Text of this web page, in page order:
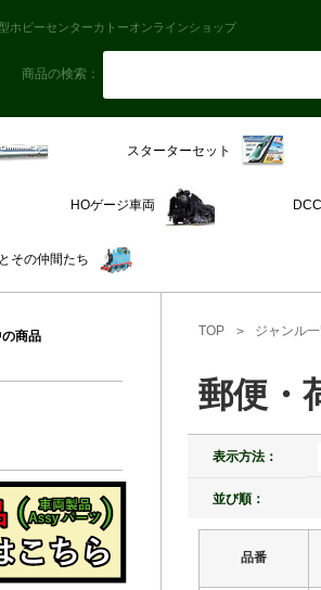
ホビーセンターカトーオンラインショップ
商品の検索：
スターターセット
HOゲージ車両 DCC
その仲間たち
TOP ジャンル
郵便・
表示方法：
並び順：
品番
商品